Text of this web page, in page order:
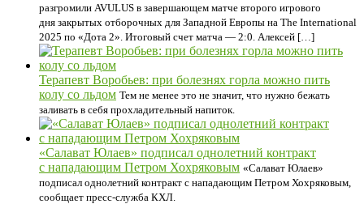
разгромили AVULUS в завершающем матче второго игрового
дня закрытых отборочных для Западной Европы на The International
2025 по «Дота 2». Итоговый счет матча — 2:0. Алексей […]
Терапевт Воробьев: при болезнях горла можно пить
колу со льдом Тем не менее это не значит, что нужно бежать
заливать в себя прохладительный напиток.
«Салават Юлаев» подписал однолетний контракт
с нападающим Петром Хохряковым «Салават Юлаев»
подписал однолетний контракт с нападающим Петром Хохряковым,
сообщает пресс-служба КХЛ.